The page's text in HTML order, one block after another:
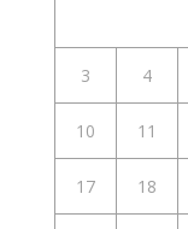
3 4
10 11
17 18